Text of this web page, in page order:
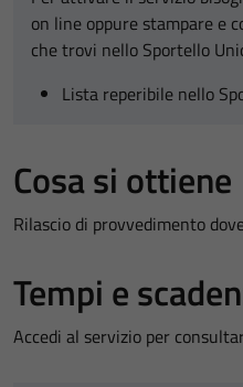
on line oppure stampare e
che trovi nello Sportello
Lista reperibile nello
Cosa si ottiene
Rilascio di provvedimento
Tempi e
Accedi al servizio per